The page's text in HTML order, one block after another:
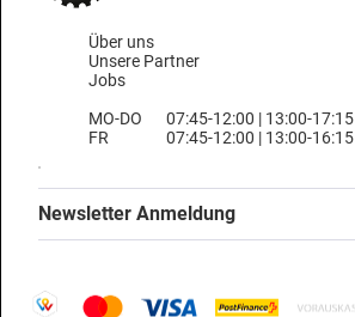
Über uns
Unsere Partner
Jobs
MO-DO
FR
07:45-12:00 | 13:00-17:15
07:45-12:00 | 13:00-16:15
Newsletter Anmeldung